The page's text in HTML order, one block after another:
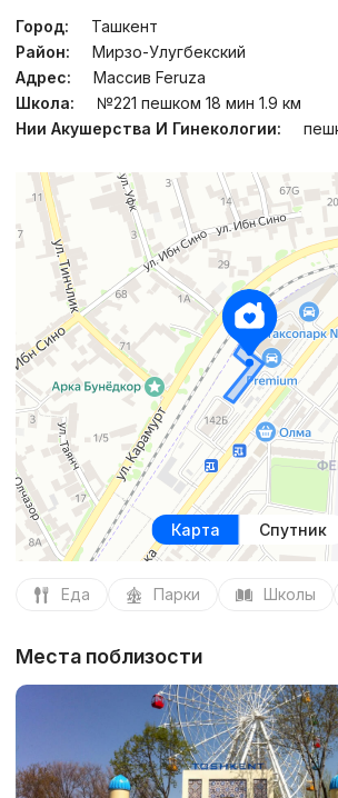
Город:
Ташкент
Район:
Мирзо-Улугбекский
Адрес:
Массив Feruza
Школа:
№221 пешком 18 мин 1.9 км
Нии Акушерства И Гинекологии:
Карта Спутник
Еда Парки Школы
Места поблизости